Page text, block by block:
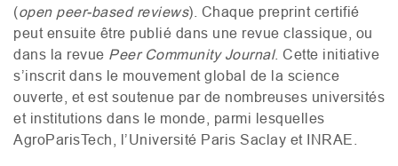
(open peer-based reviews). Chaque preprint certifié
peut ensuite être publié dans une revue classique, ou
dans la revue Peer Community Journal. Cette initiative
s’inscrit dans le mouvement global de la science
ouverte, et est soutenue par de nombreuses universités
et institutions dans le monde, parmi lesquelles
AgroParisTech, l’Université Paris Saclay et INRAE